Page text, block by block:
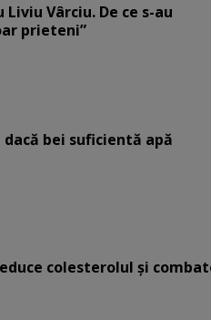
Vârciu. De ce s-au
prieteni”
bei suficientă apă
colesterolul și